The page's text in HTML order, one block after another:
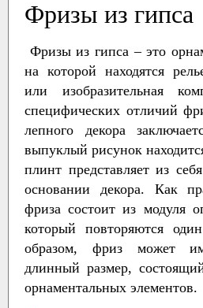
Фризы из гипса
Фризы из гипса – это
на которой находятся
или изобразительная
специфических отличий
лепного декора
выпуклый рисунок
плинт представляет из
основании декора. Как
фриза состоит из модуля
который повторяются
образом, фриз может
длинный размер,
орнаментальных элементов.